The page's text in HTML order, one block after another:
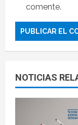
comente.
NOTICIAS